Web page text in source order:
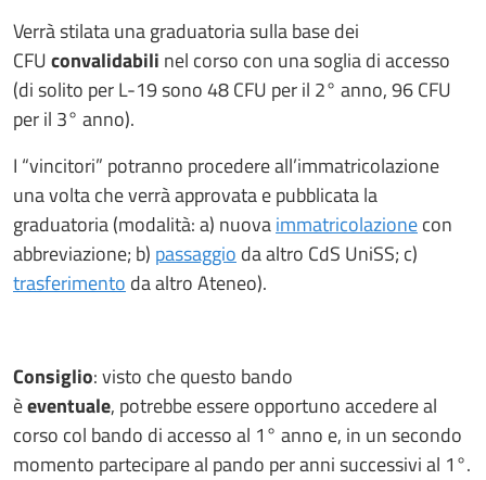
Verrà stilata una graduatoria sulla base dei
CFUconvalidabili nel corso con una soglia di accesso
(di solito per L-19 sono 48 CFU per il 2° anno, 96 CFU
per il 3° anno).
I “vincitori” potranno procedere all’immatricolazione
una volta che verrà approvata e pubblicata la
graduatoria (modalità: a) nuovaimmatricolazionecon
abbreviazione; b) passaggio da altro CdS UniSS; c)
trasferimento da altro Ateneo).
Consiglio: visto che questo bando
èeventuale, potrebbe essere opportuno accedere al
corso col bando di accesso al 1° anno e, in un secondo
momento partecipare al pando per anni successivi al 1°.